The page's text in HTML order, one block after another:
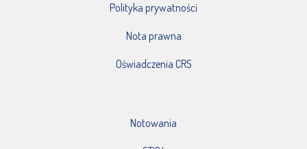
Polityka prywatności
Nota prawna
Oświadczenia CRS
Notowania